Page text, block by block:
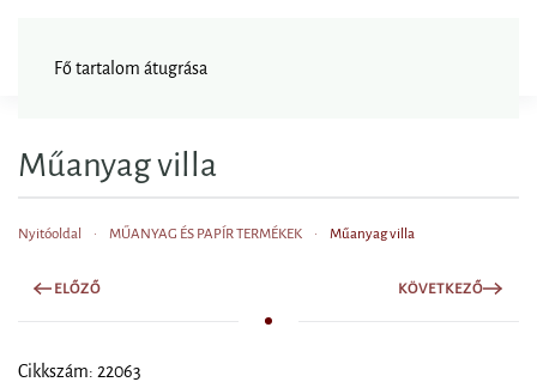
Fő tartalom átugrása
Műanyag villa
Nyitóoldal MŰANYAG ÉS PAPÍR TERMÉKEK Műanyag villa
ELŐZŐ KÖVETKEZŐ
Cikkszám: 22063